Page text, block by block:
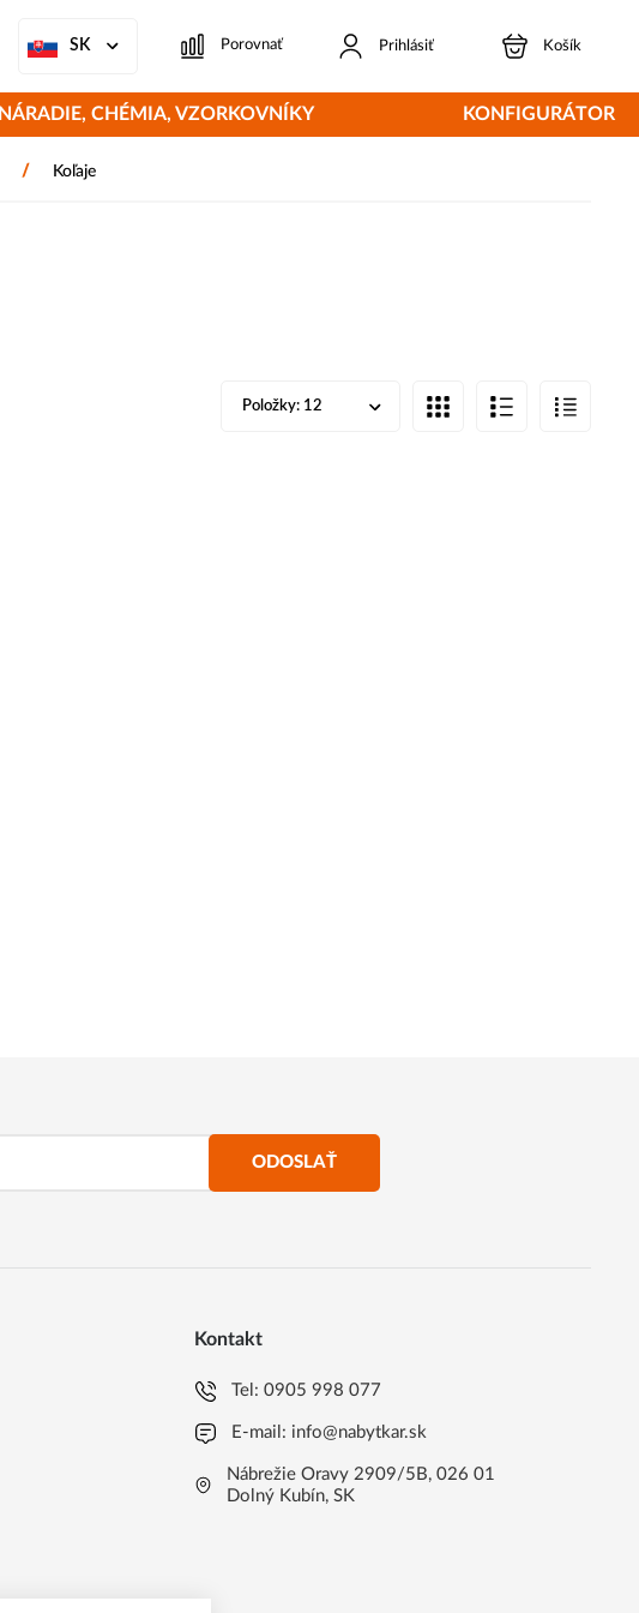
SK Porovnať Prihlásiť Košík
NÁRADIE, CHÉMIA, VZORKOVNÍKY KONFIGURÁTOR
/ Koľaje
Položky: 12
ODOSLAŤ
Kontakt
Tel:0905 998 077
E-mail: info@nabytkar.sk
Nábrežie Oravy 2909/5B, 026 01
Dolný Kubín, SK